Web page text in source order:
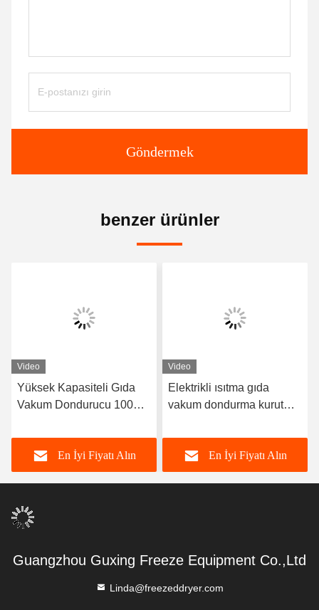
Göndermek
benzer ürünler
Video
Yüksek Kapasiteli Gıda
Vakum Dondurucu 100
Meyve Makinesi
En İyi Fiyatı Alın
Video
Elektrikli ısıtma gıda
vakum dondurma kurutma
En İyi Fiyatı Alın
Guangzhou Guxing Freeze Equipment Co.,Ltd
Linda@freezeddryer.com